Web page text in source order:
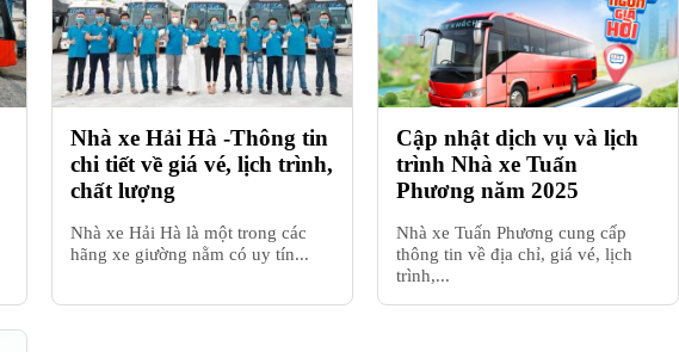
Nhà xe Hải Hà -Thông tin
chi tiết về giá vé, lịch trình,
chất lượng
Nhà xe Hải Hà là một trong các
hãng xe giường nằm có uy tín...
Cập nhật dịch vụ và lịch
trình Nhà xe Tuấn
Phương năm 2025
Nhà xe Tuấn Phương cung cấp
thông tin về địa chỉ, giá vé, lịch
trình,...